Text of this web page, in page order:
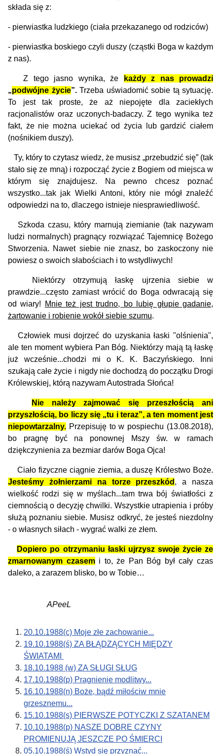
składa się z:
- pierwiastka ludzkiego (ciała przekazanego od rodziców)
- pierwiastka boskiego czyli duszy (cząstki Boga w każdym
z nas).
Z tego jasno wynika, że
każdy z nas prowadzi
„podwójne życie”.Trzeba uświadomić sobie tą sytuację.
To jest tak proste, że aż niepojęte dla zaciekłych
racjonalistów oraz uczonych-badaczy. Z tego wynika też
fakt, że nie można uciekać od życia lub gardzić ciałem
(nośnikiem duszy).
Ty, który to czytasz wiedz, że musisz „przebudzić się” (tak
stało się ze mną) i rozpocząć życie z Bogiem od miejsca w
którym się znajdujesz. Na pewno chcesz poznać
wszystko...tak jak Wielki Antoni, który nie mógł znaleźć
odpowiedzi na to, dlaczego istnieje niesprawiedliwość.
Szkoda czasu, który marnują ziemianie (tak nazywam
ludzi normalnych) pragnący rozwiązać Tajemnicę Bożego
Stworzenia. Nawet siebie nie znasz, bo zaskoczony nie
powiesz o swoich słabościach i to wstydliwych!
Niektórzy otrzymują łaskę ujrzenia siebie w
prawdzie...często zamiast wrócić do Boga odwracają się
od wiary!
Mnie też jest trudno, bo lubię głupie gadanie,
żartowanie i robienie wokół siebie szumu.
Człowiek musi dojrzeć do uzyskania łaski "olśnienia",
ale ten moment wybiera Pan Bóg. Niektórzy mają tą łaskę
już wcześnie...chodzi mi o K. K. Baczyńskiego. Inni
szukają całe życie i nigdy nie dochodzą do początku Drogi
Królewskiej, którą nazywam Autostrada Słońca!
Nie należy zajmować się przeszłością ani
przyszłością, bo liczy się „tu i teraz”, a ten moment jest
niepowtarzalny. Przepisuję to w pospiechu (13.08.2018),
bo pragnę być na ponownej Mszy św. w ramach
dziękczynienia za bezmiar darów Boga Ojca!
Ciało fizyczne ciągnie ziemia, a duszę Królestwo Boże.
Jesteśmy żołnierzami na torze przeszkód , a nasza
wielkość rodzi się w myślach...tam trwa bój światłości z
ciemnością o decyzję chwilki. Wszystkie utrapienia i próby
służą poznaniu siebie. Musisz odkryć, że jesteś niezdolny
- o własnych siłach - wygrać walki ze złem.
Dopiero po otrzymaniu łaski ujrzysz swoje życie ze
zmarnowanym czasemi to, że Pan Bóg był cały czas
daleko, a zarazem blisko, bo w Tobie…
APeeL
20.10.1988(c) Moje złe zachowanie...
19.10.1988(ś) ZA BŁĄDZĄCYCH MIĘDZY
ŚWIATAMI
18.10.1988 (w) ZA SŁUGI SŁUG
17.10.1988(p) Pragnienie modlitwy...
16.10.1988(n) Boże, bądź miłościw mnie
grzesznemu...
15.10.1988(s) PIERWSZE POTYCZKI Z SZATANEM
10.10.1988(p) NASZE DOBRE CZYNY
PROMIENUJĄ JESZCZE PO ŚMIERCI
05.10.1988(ś) Wstyd się przyznać...